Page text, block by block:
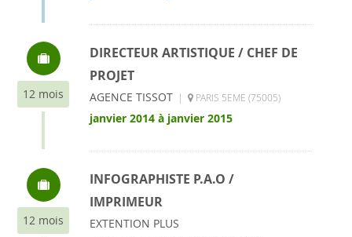
12 mois
DIRECTEUR ARTISTIQUE / CHEF DE
PROJET
AGENCE TISSOT | PARIS 5EME (75005)
janvier 2014 à janvier 2015
12 mois
INFOGRAPHISTE P.A.O /
IMPRIMEUR
EXTENTION PLUS